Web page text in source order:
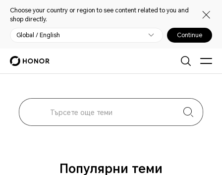
Choose your country or region to see content related to you and
shop directly.
Global / English Continue
Популярни теми